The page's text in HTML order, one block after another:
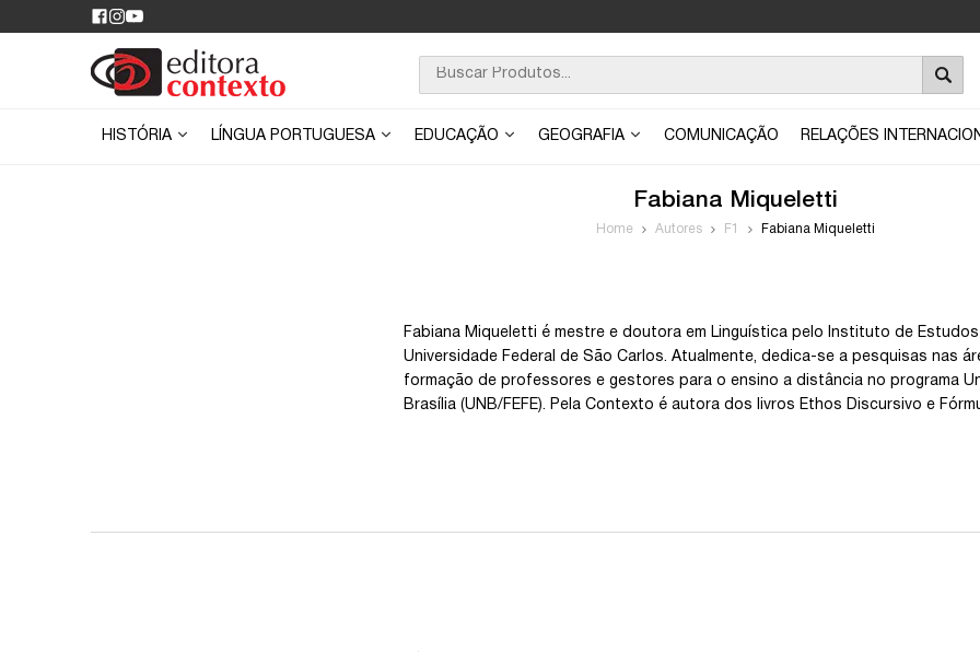
HISTÓRIA LÍNGUA PORTUGUESA EDUCAÇÃO GEOGRAFIA COMUNICAÇÃO RELAÇÕES
Fabiana Miqueletti
Home Autores F1 Fabiana Miqueletti
Fabiana Miqueletti é mestre e doutora em Linguística pelo Instituto de
Universidade Federal de São Carlos. Atualmente, dedica-se a pesquisas nas
formação de professores e gestores para o ensino a distância no programa
Brasília (UNB/FEFE). Pela Contexto é autora dos livros Ethos Discursivo e